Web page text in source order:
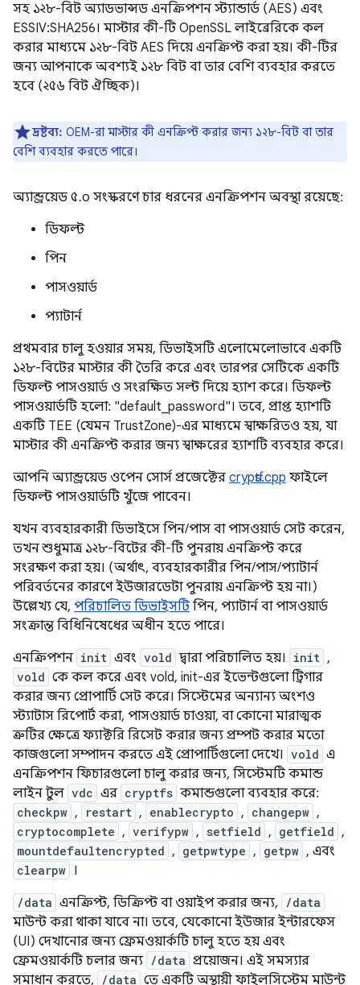
সহ ১২৮-বিট অ্যাডভান্সড এনক্রিপশন স্ট্যান্ডার্ড (AES) এবং
ESSIV:SHA256। মাস্টার কী-টি OpenSSL লাইব্রেরিকে কল
করার মাধ্যমে ১২৮-বিট AES দিয়ে এনক্রিপ্ট করা হয়। কী-টির
জন্য আপনাকে অবশ্যই ১২৮ বিট বা তার বেশি ব্যবহার করতে
হবে (২৫৬ বিট ঐচ্ছিক)।
দ্রষ্টব্য: OEM-রা মাস্টার কী এনক্রিপ্ট করার জন্য ১২৮-বিট বা তার
বেশি ব্যবহার করতে পারে।
অ্যান্ড্রয়েড ৫.০ সংস্করণে চার ধরনের এনক্রিপশন অবস্থা রয়েছে:
ডিফল্ট
পিন
পাসওয়ার্ড
প্যাটার্ন
প্রথমবার চালু হওয়ার সময়, ডিভাইসটি এলোমেলোভাবে একটি
১২৮-বিটের মাস্টার কী তৈরি করে এবং তারপর সেটিকে একটি
ডিফল্ট পাসওয়ার্ড ও সংরক্ষিত সল্ট দিয়ে হ্যাশ করে। ডিফল্ট
পাসওয়ার্ডটি হলো: "default_password"। তবে, প্রাপ্ত হ্যাশটি
একটি TEE (যেমন TrustZone)-এর মাধ্যমে স্বাক্ষরিতও হয়, যা
মাস্টার কী এনক্রিপ্ট করার জন্য স্বাক্ষরের হ্যাশটি ব্যবহার করে।
আপনি অ্যান্ড্রয়েড ওপেন সোর্স প্রজেক্টের cryptfs.cpp ফাইলে
ডিফল্ট পাসওয়ার্ডটি খুঁজে পাবেন।
যখন ব্যবহারকারী ডিভাইসে পিন/পাস বা পাসওয়ার্ড সেট করেন,
তখন শুধুমাত্র ১২৮-বিটের কী-টি পুনরায় এনক্রিপ্ট করে
সংরক্ষণ করা হয়। (অর্থাৎ, ব্যবহারকারীর পিন/পাস/প্যাটার্ন
পরিবর্তনের কারণে ইউজারডেটা পুনরায় এনক্রিপ্ট হয় না।)
উল্লেখ্য যে, পরিচালিত ডিভাইসটি পিন, প্যাটার্ন বা পাসওয়ার্ড
সংক্রান্ত বিধিনিষেধের অধীন হতে পারে।
এনক্রিপশন init এবং vold দ্বারা পরিচালিত হয়। init ,
vold কে কল করে এবং vold, init-এর ইভেন্টগুলো ট্রিগার
করার জন্য প্রোপার্টি সেট করে। সিস্টেমের অন্যান্য অংশও
স্ট্যাটাস রিপোর্ট করা, পাসওয়ার্ড চাওয়া, বা কোনো মারাত্মক
ত্রুটির ক্ষেত্রে ফ্যাক্টরি রিসেট করার জন্য প্রম্পট করার মতো
কাজগুলো সম্পাদন করতে এই প্রোপার্টিগুলো দেখে। vold এ
এনক্রিপশন ফিচারগুলো চালু করার জন্য, সিস্টেমটি কমান্ড
লাইন টুল vdc এর cryptfs কমান্ডগুলো ব্যবহার করে:
checkpw , restart , enablecrypto , changepw ,
cryptocomplete , verifypw , setfield , getfield ,
mountdefaultencrypted , getpwtype , getpw , এবং
clearpw ।
/data এনক্রিপ্ট, ডিক্রিপ্ট বা ওয়াইপ করার জন্য, /data
মাউন্ট করা থাকা যাবে না। তবে, যেকোনো ইউজার ইন্টারফেস
(UI) দেখানোর জন্য ফ্রেমওয়ার্কটি চালু হতে হয় এবং
ফ্রেমওয়ার্কটি চলার জন্য /data প্রয়োজন। এই সমস্যার
সমাধান করতে,
/data তে একটি অস্থায়ী ফাইলসিস্টেম মাউন্ট